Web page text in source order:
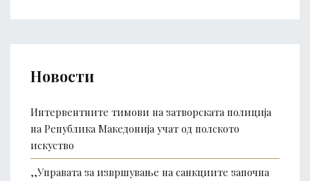
Новости
Интервентните тимови на затворската полиција
на Република Македонија учат од полското
искуство
,,Управата за извршување на санкциите започна